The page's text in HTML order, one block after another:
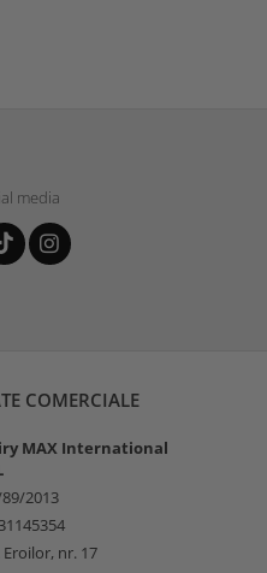
media
COMERCIALE
MAX International
89/2013
Eroilor, nr. 17